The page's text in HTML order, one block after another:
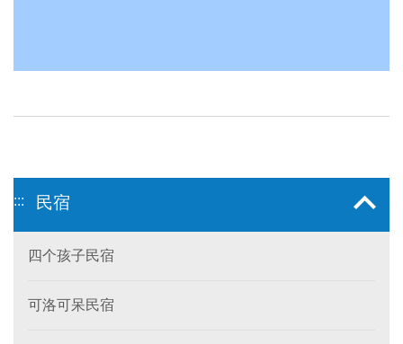
::: 民宿
四个孩子民宿
可洛可呆民宿